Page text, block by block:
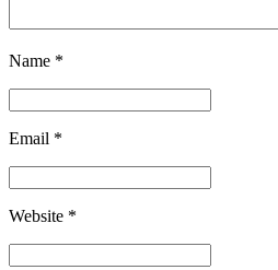
Name *
Email *
Website *